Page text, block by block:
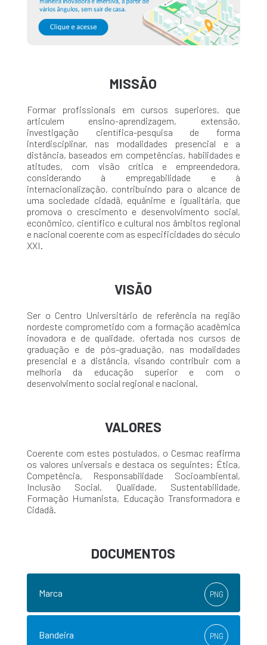
MISSÃO
Formar profissionais em cursos superiores, que
articulem ensino-aprendizagem, extensão,
investigação científica-pesquisa de forma
interdisciplinar, nas modalidades presencial e a
distância, baseados em competências, habilidades e
atitudes, com visão crítica e empreendedora,
considerando à empregabilidade e à
internacionalização, contribuindo para o alcance de
uma sociedade cidadã, equânime e igualitária, que
promova o crescimento e desenvolvimento social,
econômico, científico e cultural nos âmbitos regional
e nacional coerente com as especificidades do século
XXI.
VISÃO
Ser o Centro Universitário de referência na região
nordeste comprometido com a formação acadêmica
inovadora e de qualidade, ofertada nos cursos de
graduação e de pós-graduação, nas modalidades
presencial e a distância, visando contribuir com a
melhoria da educação superior e com o
desenvolvimento social regional e nacional.
VALORES
Coerente com estes postulados, o Cesmac reafirma
os valores universais e destaca os seguintes: Ética,
Competência, Responsabilidade Socioambiental,
Inclusão Social, Qualidade, Sustentabilidade,
Formação Humanista, Educação Transformadora e
Cidadã.
DOCUMENTOS
Marca PNG
Bandeira PNG